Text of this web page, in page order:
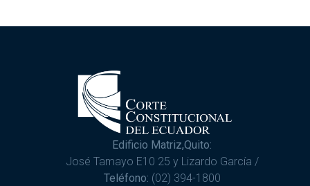
Edificio Matriz,Quito:
José Tamayo E10 25 y Lizardo García /
Teléfono: (02) 394-1800